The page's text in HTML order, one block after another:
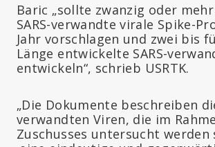
Baric „sollte zwanzig oder mehr
SARS-verwandte virale Spike-
Jahr vorschlagen und zwei bis
Länge entwickelte SARS-
entwickeln“, schrieb USRTK.
„Die Dokumente beschreiben
verwandten Viren, die im
Zuschusses untersucht werden